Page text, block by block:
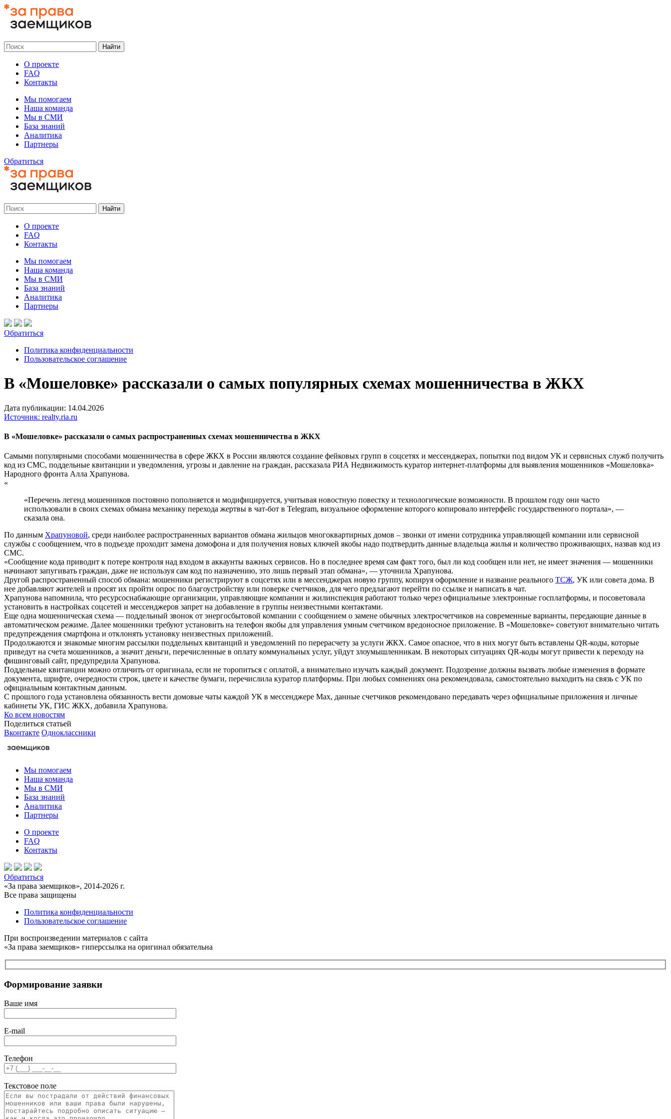
О проекте
FAQ
Контакты
Мы помогаем
Наша команда
Мы в СМИ
База знаний
Аналитика
Партнеры
Обратиться
О проекте
FAQ
Контакты
Мы помогаем
Наша команда
Мы в СМИ
База знаний
Аналитика
Партнеры
Обратиться
Политика конфиденциальности
Пользовательское соглашение
В «Мошеловке» рассказали о самых популярных схемах мошенничества в ЖКХ
Дата публикации: 14.04.2026
Источник: realty.ria.ru
В «Мошеловке» рассказали о самых распространенных схемах мошенничества в ЖКХ
Самыми популярными способами мошенничества в сфере ЖКХ в России являются создание фейковых групп в соцсетях и мессенджерах, попытки под видом УК и сервисных служб получить
код из СМС, поддельные квитанции и уведомления, угрозы и давление на граждан, рассказала РИА Недвижимость куратор интернет-платформы для выявления мошенников «Мошеловка»
Народного фронта Алла Храпунова.
«
«Перечень легенд мошенников постоянно пополняется и модифицируется, учитывая новостную повестку и технологические возможности. В прошлом году они часто
использовали в своих схемах обмана механику перехода жертвы в чат-бот в Telegram, визуальное оформление которого копировало интерфейс государственного портала», —
сказала она.
По данным Храпуновой, среди наиболее распространенных вариантов обмана жильцов многоквартирных домов – звонки от имени сотрудника управляющей компании или сервисной
службы с сообщением, что в подъезде проходит замена домофона и для получения новых ключей якобы надо подтвердить данные владельца жилья и количество проживающих, назвав код из
СМС.
«Сообщение кода приводит к потере контроля над входом в аккаунты важных сервисов. Но в последнее время сам факт того, был ли код сообщен или нет, не имеет значения — мошенники
начинают запугивать граждан, даже не используя сам код по назначению, это лишь первый этап обмана», — уточнила Храпунова.
Другой распространенный способ обмана: мошенники регистрируют в соцсетях или в мессенджерах новую группу, копируя оформление и название реального ТСЖ, УК или совета дома. В
нее добавляют жителей и просят их пройти опрос по благоустройству или поверке счетчиков, для чего предлагают перейти по ссылке и написать в чат.
Храпунова напомнила, что ресурсоснабжающие организации, управляющие компании и жилинспекция работают только через официальные электронные госплатформы, и посоветовала
установить в настройках соцсетей и мессенджеров запрет на добавление в группы неизвестными контактами.
Еще одна мошенническая схема — поддельный звонок от энергосбытовой компании с сообщением о замене обычных электросчетчиков на современные варианты, передающие данные в
автоматическом режиме. Далее мошенники требуют установить на телефон якобы для управления умным счетчиком вредоносное приложение. В «Мошеловке» советуют внимательно читать
предупреждения смартфона и отклонять установку неизвестных приложений.
Продолжаются и знакомые многим рассылки поддельных квитанций и уведомлений по перерасчету за услуги ЖКХ. Самое опасное, что в них могут быть вставлены QR-коды, которые
приведут на счета мошенников, а значит деньги, перечисленные в оплату коммунальных услуг, уйдут злоумышленникам. В некоторых ситуациях QR-коды могут привести к переходу на
фишинговый сайт, предупредила Храпунова.
Поддельные квитанции можно отличить от оригинала, если не торопиться с оплатой, а внимательно изучать каждый документ. Подозрение должны вызвать любые изменения в формате
документа, шрифте, очередности строк, цвете и качестве бумаги, перечислила куратор платформы. При любых сомнениях она рекомендовала, самостоятельно выходить на связь с УК по
официальным контактным данным.
С прошлого года установлена обязанность вести домовые чаты каждой УК в мессенджере Max, данные счетчиков рекомендовано передавать через официальные приложения и личные
кабинеты УК, ГИС ЖКХ, добавила Храпунова.
Ко всем новостям
Поделиться статьей
Вконтакте Одноклассники
Мы помогаем
Наша команда
Мы в СМИ
База знаний
Аналитика
Партнеры
О проекте
FAQ
Контакты
Обратиться
«За права заемщиков», 2014-2026 г.
Все права защищены
Политика конфиденциальности
Пользовательское соглашение
При воспроизведении материалов с сайта
«За права заемщиков» гиперссылка на оригинал обязательна
Формирование заявки
Ваше имя
E-mail
Телефон
Текстовое поле